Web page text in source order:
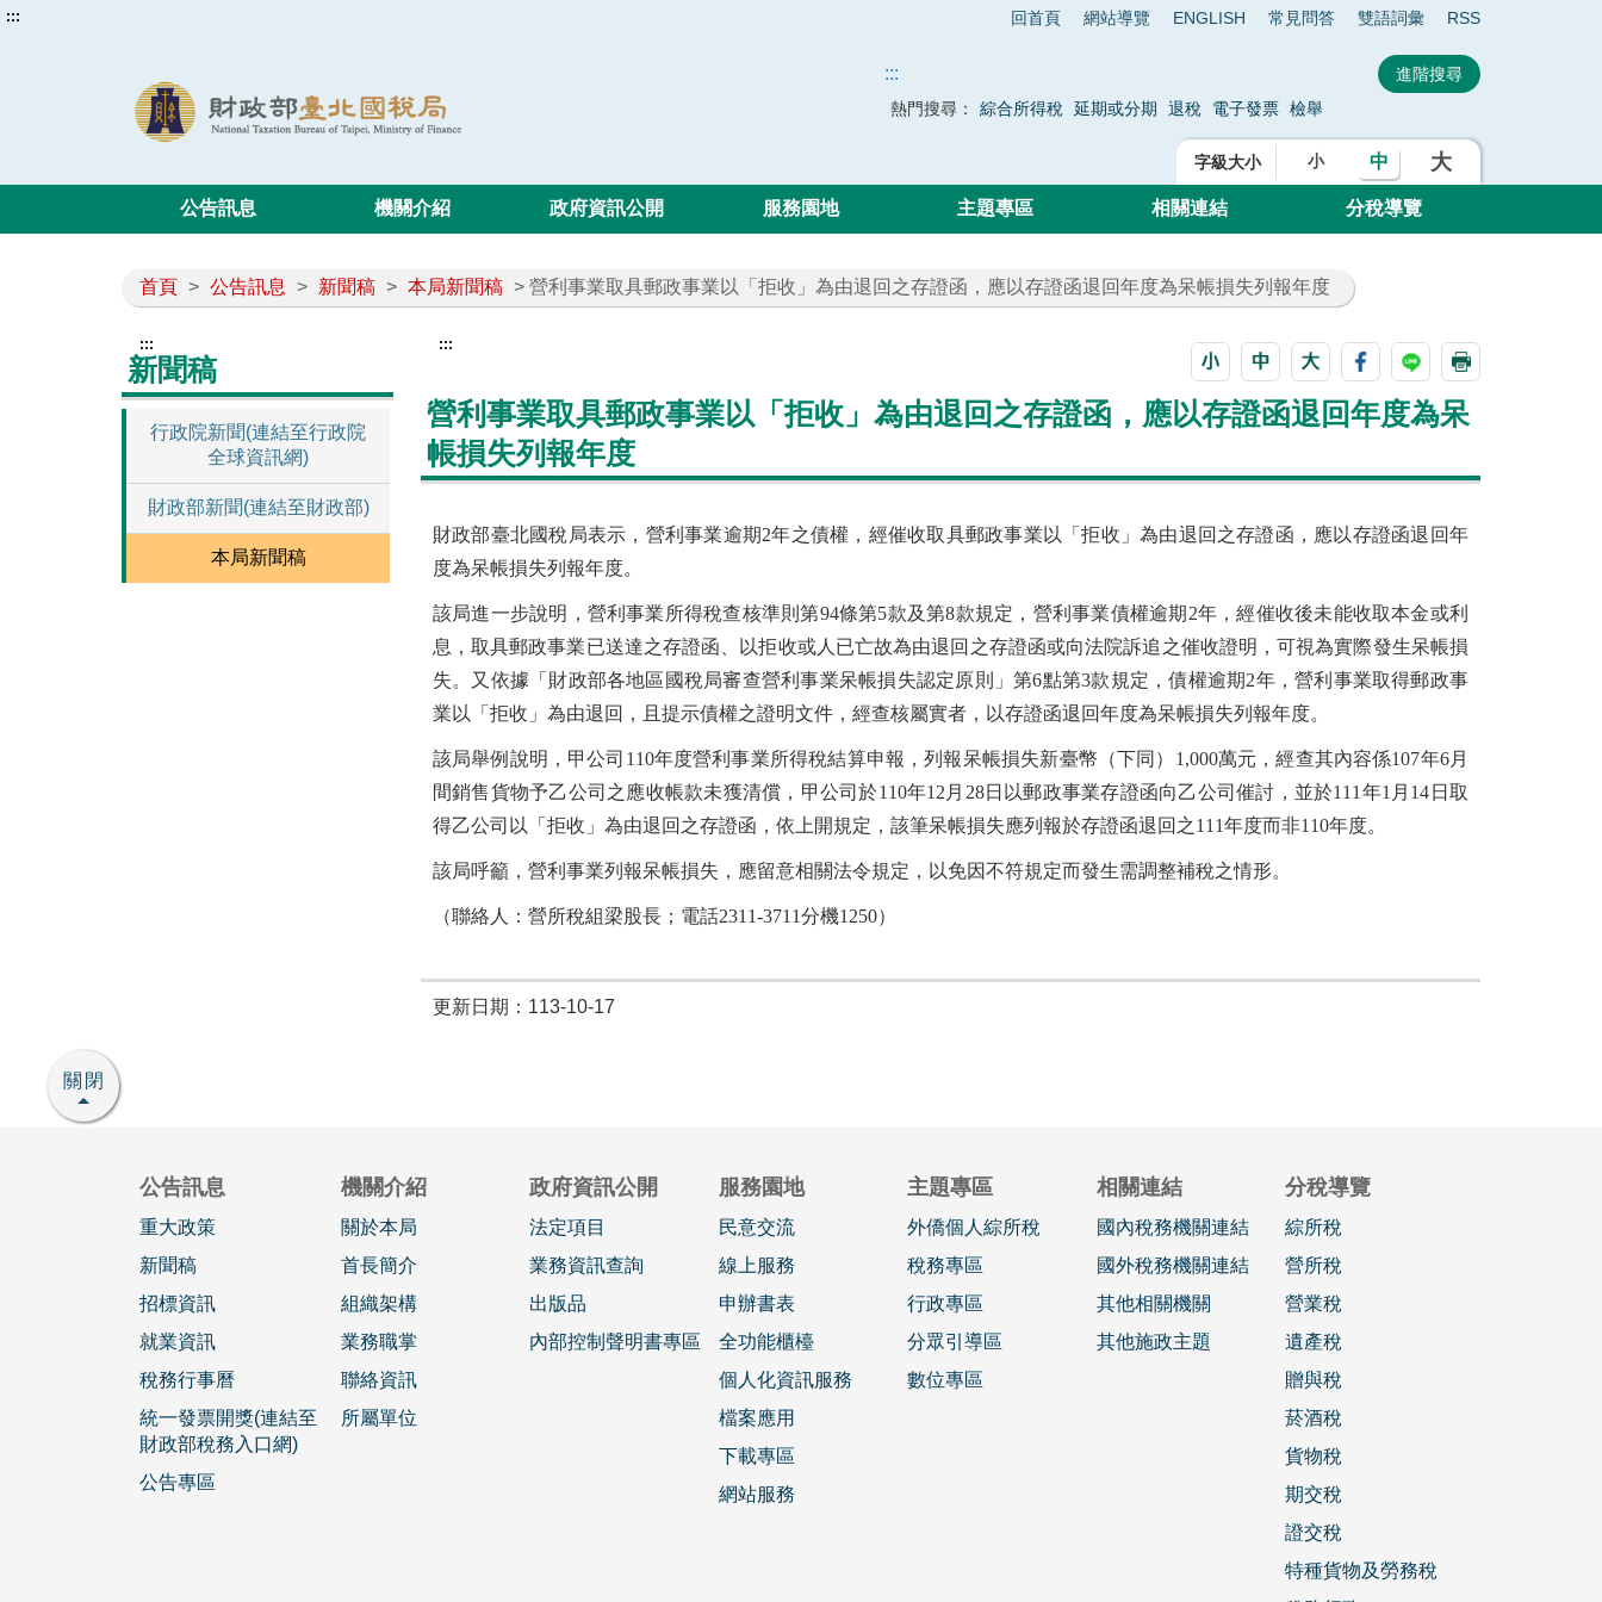
::: 回首頁 網站導覽 ENGLISH 常見問答 雙語詞彙 RSS
:::
熱門搜尋： 綜合所得稅 延期或分期 退稅 電子發票 檢舉
字級大小 小 中 大
公告訊息 機關介紹 政府資訊公開 服務園地 主題專區 相關連結 分稅導覽
首頁 > 公告訊息 > 新聞稿 > 本局新聞稿 > 營利事業取具郵政事業以「拒收」為由退回之存證函，應以存證函退回年度為呆帳損失列報年度
:::
新聞稿
行政院新聞(連結至行政院
全球資訊網)
財政部新聞(連結至財政部)
本局新聞稿
:::
營利事業取具郵政事業以「拒收」為由退回之存證函，應以存證函退回年度為呆
帳損失列報年度
財政部臺北國稅局表示，營利事業逾期2年之債權，經催收取具郵政事業以「拒收」為由退回之存證函，應以存證函退回年
度為呆帳損失列報年度。
該局進一步說明，營利事業所得稅查核準則第94條第5款及第8款規定，營利事業債權逾期2年，經催收後未能收取本金或利
息，取具郵政事業已送達之存證函、以拒收或人已亡故為由退回之存證函或向法院訴追之催收證明，可視為實際發生呆帳損
失。又依據「財政部各地區國稅局審查營利事業呆帳損失認定原則」第6點第3款規定，債權逾期2年，營利事業取得郵政事
業以「拒收」為由退回，且提示債權之證明文件，經查核屬實者，以存證函退回年度為呆帳損失列報年度。
該局舉例說明，甲公司110年度營利事業所得稅結算申報，列報呆帳損失新臺幣（下同）1,000萬元，經查其內容係107年6月
間銷售貨物予乙公司之應收帳款未獲清償，甲公司於110年12月28日以郵政事業存證函向乙公司催討，並於111年1月14日取
得乙公司以「拒收」為由退回之存證函，依上開規定，該筆呆帳損失應列報於存證函退回之111年度而非110年度。
該局呼籲，營利事業列報呆帳損失，應留意相關法令規定，以免因不符規定而發生需調整補稅之情形。
（聯絡人：營所稅組梁股長；電話2311-3711分機1250）
更新日期：113-10-17
關閉
公告訊息
重大政策
新聞稿
招標資訊
就業資訊
稅務行事曆
統一發票開獎(連結至
財政部稅務入口網)
公告專區
機關介紹
關於本局
首長簡介
組織架構
業務職掌
聯絡資訊
所屬單位
政府資訊公開
法定項目
業務資訊查詢
出版品
內部控制聲明書專區
服務園地
民意交流
線上服務
申辦書表
全功能櫃檯
個人化資訊服務
檔案應用
下載專區
網站服務
主題專區
外僑個人綜所稅
稅務專區
行政專區
分眾引導區
數位專區
相關連結
國內稅務機關連結
國外稅務機關連結
其他相關機關
其他施政主題
分稅導覽
綜所稅
營所稅
營業稅
遺產稅
贈與稅
菸酒稅
貨物稅
期交稅
證交稅
特種貨物及勞務稅